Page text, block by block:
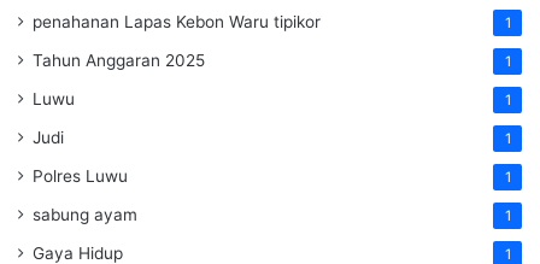
penahanan Lapas Kebon Waru tipikor 1
Tahun Anggaran 2025 1
Luwu 1
Judi 1
Polres Luwu 1
sabung ayam 1
Gaya Hidup 1